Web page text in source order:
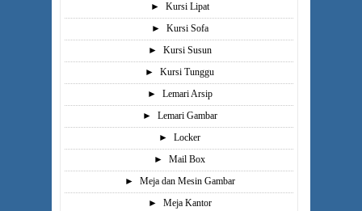
►
Kursi Lipat
►
Kursi Sofa
►
Kursi Susun
►
Kursi Tunggu
►
Lemari Arsip
►
Lemari Gambar
►
Locker
►
Mail Box
►
Meja dan Mesin Gambar
►
Meja Kantor